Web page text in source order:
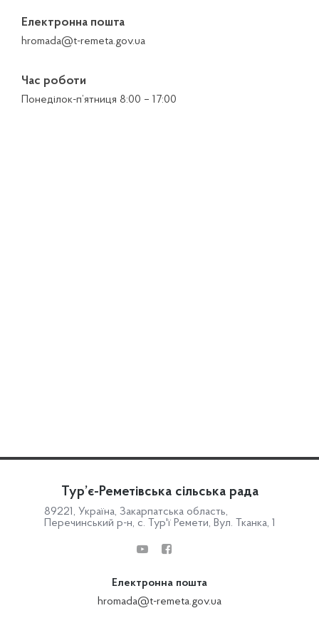
Електронна пошта
hromada@t-remeta.gov.ua
Час роботи
Понеділок-п’ятниця 8:00 – 17:00
Тур’є-Реметівська сільська рада
89221, Україна, Закарпатська область,
Перечинський р-н, с. Тур'ї Ремети, Вул. Тканка, 1
Електронна пошта
hromada@t-remeta.gov.ua